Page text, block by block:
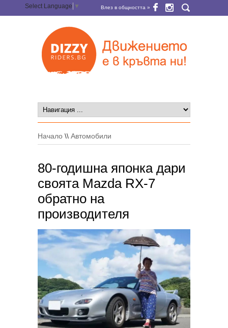
Select Language ▼ Влез в общността »
Начало \\ Автомобили
80-годишна японка дари
своята Mazda RX-7
обратно на
производителя